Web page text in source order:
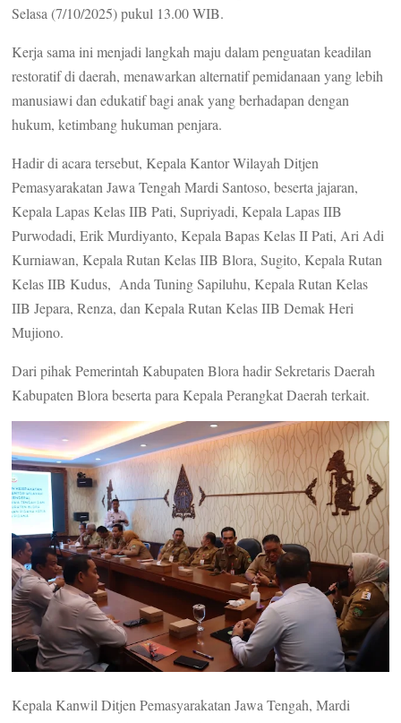
Selasa (7/10/2025) pukul 13.00 WIB.
Kerja sama ini menjadi langkah maju dalam penguatan keadilan
restoratif di daerah, menawarkan alternatif pemidanaan yang lebih
manusiawi dan edukatif bagi anak yang berhadapan dengan
hukum, ketimbang hukuman penjara.
Hadir di acara tersebut, Kepala Kantor Wilayah Ditjen
Pemasyarakatan Jawa Tengah Mardi Santoso, beserta jajaran,
Kepala Lapas Kelas IIB Pati, Supriyadi, Kepala Lapas IIB
Purwodadi, Erik Murdiyanto, Kepala Bapas Kelas II Pati, Ari Adi
Kurniawan, Kepala Rutan Kelas IIB Blora, Sugito, Kepala Rutan
Kelas IIB Kudus, Anda Tuning Sapiluhu, Kepala Rutan Kelas
IIB Jepara, Renza, dan Kepala Rutan Kelas IIB Demak Heri
Mujiono.
Dari pihak Pemerintah Kabupaten Blora hadir Sekretaris Daerah
Kabupaten Blora beserta para Kepala Perangkat Daerah terkait.
Kepala Kanwil Ditjen Pemasyarakatan Jawa Tengah, Mardi